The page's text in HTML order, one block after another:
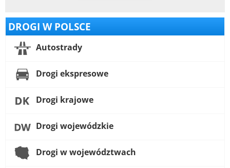
DROGI W POLSCE
Autostrady
Drogi ekspresowe
Drogi krajowe
Drogi wojewódzkie
Drogi w województwach